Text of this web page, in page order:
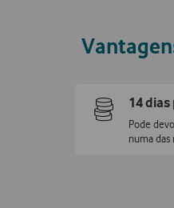
14
Pode
numa das